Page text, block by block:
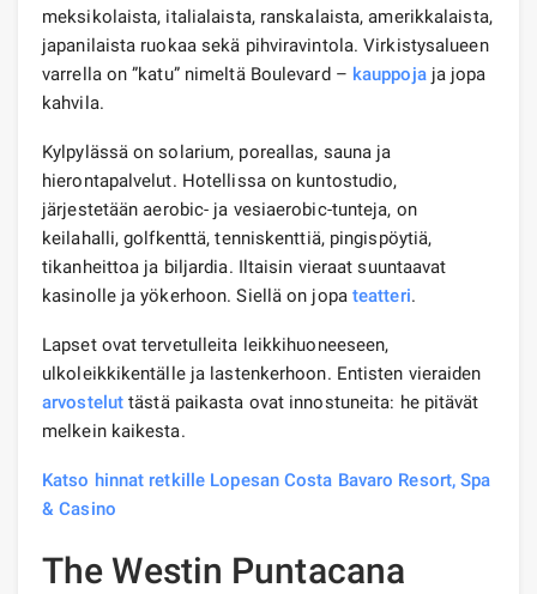
meksikolaista, italialaista, ranskalaista, amerikkalaista,
japanilaista ruokaa sekä pihviravintola. Virkistysalueen
varrella on ”katu” nimeltä Boulevard – kauppojaja jopa
kahvila.
Kylpylässä on solarium, poreallas, sauna ja
hierontapalvelut. Hotellissa on kuntostudio,
järjestetään aerobic- ja vesiaerobic-tunteja, on
keilahalli, golfkenttä, tenniskenttiä, pingispöytiä,
tikanheittoa ja biljardia. Iltaisin vieraat suuntaavat
kasinolle ja yökerhoon. Siellä on jopa teatteri.
Lapset ovat tervetulleita leikkihuoneeseen,
ulkoleikkikentälle ja lastenkerhoon. Entisten vieraiden
arvostelut tästä paikasta ovat innostuneita: he pitävät
melkein kaikesta.
Katso hinnat retkille Lopesan Costa Bavaro Resort, Spa
& Casino
The Westin Puntacana